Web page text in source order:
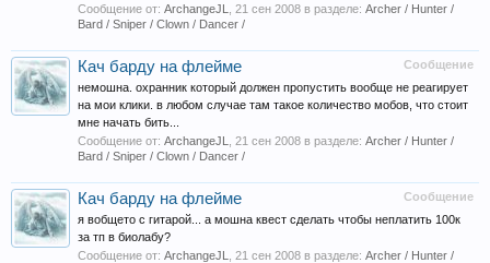
Сообщение от: ArchangeJL 21 сен 2008 в разделе: Archer / Hunter /
Bard / Sniper / Clown / Dancer /
Сообщение
Кач барду на флейме
немошна. охранник который должен пропустить вообще не реагирует
на мои клики. в любом случае там такое количество мобов, что стоит
мне начать бить...
Сообщение от: ArchangeJL 21 сен 2008 в разделе: Archer / Hunter /
Bard / Sniper / Clown / Dancer /
Сообщение
Кач барду на флейме
я вобщето с гитарой... а мошна квест сделать чтобы неплатить 100к
за тп в биолабу?
Сообщение от: ArchangeJL 21 сен 2008 в разделе: Archer / Hunter /